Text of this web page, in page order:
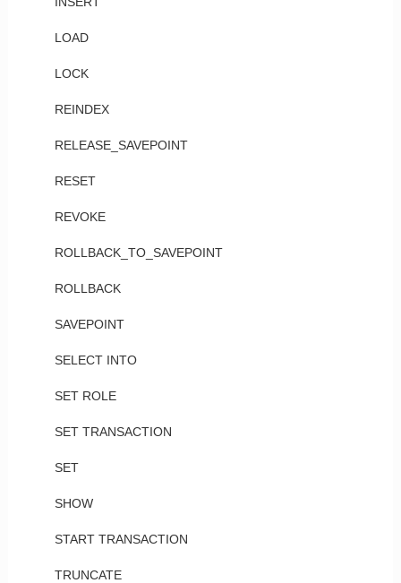
LOAD
LOCK
REINDEX
RELEASE_SAVEPOINT
RESET
REVOKE
ROLLBACK_TO_SAVEPOINT
ROLLBACK
SAVEPOINT
SELECT INTO
SET ROLE
SET TRANSACTION
SET
SHOW
START TRANSACTION
TRUNCATE